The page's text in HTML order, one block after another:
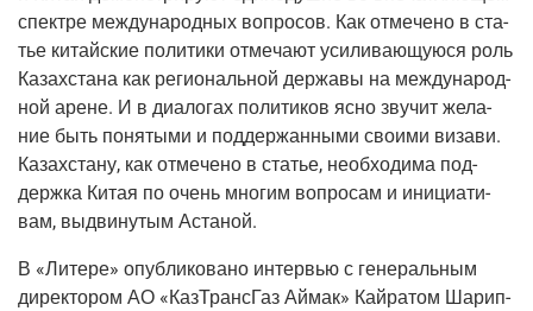
спек­тре меж­ду­на­род­ных вопро­сов. Как отме­че­но в ста­
тье китай­ские поли­ти­ки отме­ча­ют уси­ли­ва­ю­щу­ю­ся роль
Казах­ста­на как реги­о­наль­ной дер­жа­вы на меж­ду­на­род­
ной арене. И в диа­ло­гах поли­ти­ков ясно зву­чит жела­
ние быть поня­ты­ми и под­дер­жан­ны­ми сво­и­ми виза­ви.
Казах­ста­ну, как отме­че­но в ста­тье, необ­хо­ди­ма под­
держ­ка Китая по очень мно­гим вопро­сам и ини­ци­а­ти­
вам, выдви­ну­тым Астаной.
В «Лите­ре» опуб­ли­ко­ва­но интер­вью с гене­раль­ным
дирек­то­ром АО «КазТранс­Газ Аймак» Кай­ра­том Шари­п­